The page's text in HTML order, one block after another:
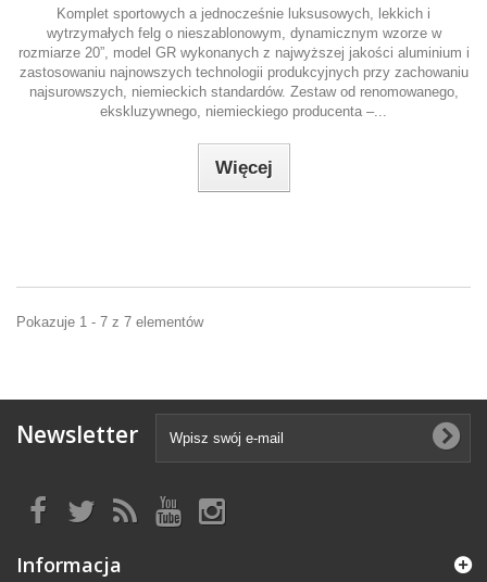
Komplet sportowych a jednocześnie luksusowych, lekkich i
wytrzymałych felg o nieszablonowym, dynamicznym wzorze w
rozmiarze 20”, model GR wykonanych z najwyższej jakości aluminium i
zastosowaniu najnowszych technologii produkcyjnych przy zachowaniu
najsurowszych, niemieckich standardów. Zestaw od renomowanego,
ekskluzywnego, niemieckiego producenta –...
Więcej
Pokazuje 1 - 7 z 7 elementów
Newsletter
Informacja